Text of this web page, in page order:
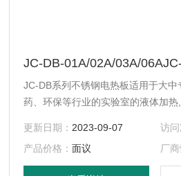
JC-DB系列不锈钢电热板适用于大中
药、环保等行业的实验室的液体加热
织成半球形内热式加热器,此加热器
快、无明火、加热均匀、轻便、节约
优点,该产品各种实验室及各精细化
更新日期： 2023-09-07 访问
产品价格：面议 厂商